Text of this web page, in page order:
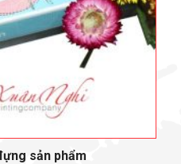
sản phẩm